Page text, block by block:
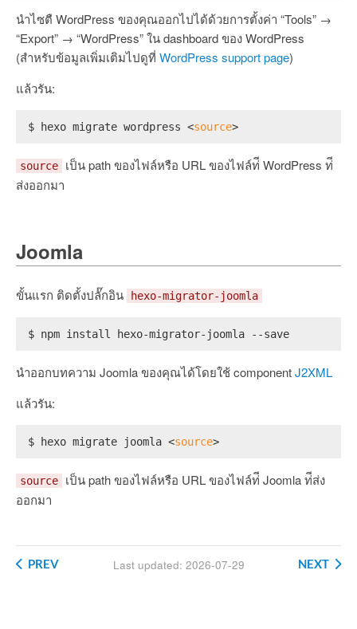
นำไซตื WordPress ของคุณออกไปได้ด้วยการตั้งค่า “Tools” →
“Export” → “WordPress” ใน dashboard ของ WordPress
(สำหรับข้อมูลเพิ่มเติมไปดูที่ WordPress support page)
แล้วรัน:
$ hexo migrate wordpress <source>
source
เป็น path ของไฟล์หรือ URL ของไฟล์ท่ี WordPress ท่ี
ส่งออกมา
Joomla
ขั้นแรก ติดตั้งปลั๊กอิน hexo-migrator-joomla
$ npm install hexo-migrator-joomla --save
นำออกบทความ Joomla ของคุณได้โดยใช้ componentJ2XML
แล้วรัน:
$ hexo migrate joomla <source>
source
เป็น path ของไฟล์หรือ URL ของไฟล์ท่ี Joomla ท่ีส่ง
ออกมา
Last updated: 2026-07-29
PREV NEXT